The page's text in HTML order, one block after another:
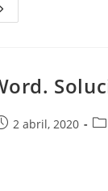
2 abril, 2020